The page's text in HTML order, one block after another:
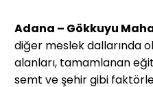
Adana – Gökkuyu
diğer meslek dallarında
alanları, tamamlanan
semt ve şehir gibi